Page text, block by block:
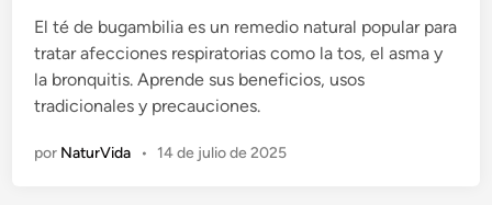
c
a
d
o
n
El té de bugambilia es un remedio natural popular para
tratar afecciones respiratorias como la tos, el asma y
la bronquitis. Aprende sus beneficios, usos
tradicionales y precauciones.
por NaturVida • 14 de julio de 2025